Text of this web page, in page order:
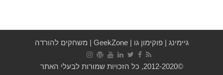
גיימינג| פוקימון גו|
GeekZone
| משחקים להורדה
©2012-2020, כל הזכויות שמורות לבעלי האתר